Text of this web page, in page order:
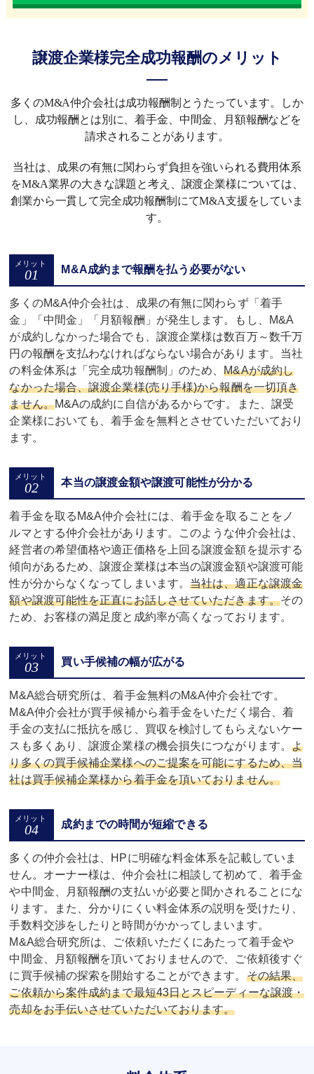
譲渡企業様完全成功報酬のメリット
多くのM&A仲介会社は成功報酬制とうたっています。しか
し、成功報酬とは別に、着手金、中間金、月額報酬などを
請求されることがあります。
当社は、成果の有無に関わらず負担を強いられる費用体系
をM&A業界の大きな課題と考え、譲渡企業様については、
創業から一貫して完全成功報酬制にてM&A支援をしていま
す。
M&A成約まで報酬を払う必要がない
多くのM&A仲介会社は、成果の有無に関わらず「着手
金」「中間金」「月額報酬」が発生します。もし、M&A
が成約しなかった場合でも、譲渡企業様は数百万～数千万
円の報酬を支払わなければならない場合があります。当社
の料金体系は「完全成功報酬制」のため、M&Aが成約し
なかった場合、譲渡企業様(売り手様)から報酬を一切頂き
ません。M&Aの成約に自信があるからです。また、譲受
企業様においても、着手金を無料とさせていただいており
ます。
本当の譲渡金額や譲渡可能性が分かる
着手金を取るM&A仲介会社には、着手金を取ることをノ
ルマとする仲介会社があります。このような仲介会社は、
経営者の希望価格や適正価格を上回る譲渡金額を提示する
傾向があるため、譲渡企業様は本当の譲渡金額や譲渡可能
性が分からなくなってしまいます。当社は、適正な譲渡金
額や譲渡可能性を正直にお話しさせていただきます。その
ため、お客様の満足度と成約率が高くなっております。
買い手候補の幅が広がる
M&A総合研究所は、着手金無料のM&A仲介会社です。
M&A仲介会社が買手候補から着手金をいただく場合、着
手金の支払に抵抗を感じ、買収を検討してもらえないケー
スも多くあり、譲渡企業様の機会損失につながります。 よ
り多くの買手候補企業様へのご提案を可能にするため、当
社は買手候補企業様から着手金を頂いておりません。
成約までの時間が短縮できる
多くの仲介会社は、HPに明確な料金体系を記載していま
せん。オーナー様は、仲介会社に相談して初めて、着手金
や中間金、月額報酬の支払いが必要と聞かされることにな
ります。また、分かりにくい料金体系の説明を受けたり、
手数料交渉をしたりと時間がかかってしまいます。
M&A総合研究所は、ご依頼いただくにあたって着手金や
中間金、月額報酬を頂いておりませんので、ご依頼後すぐ
に買手候補の探索を開始することができます。 その結果、
ご依頼から案件成約まで最短43日とスピーディーな譲渡・
売却をお手伝いさせていただいております。